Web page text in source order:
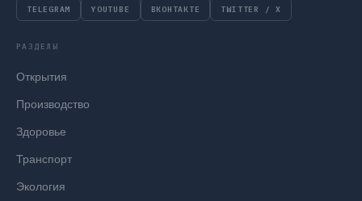
TELEGRAM YOUTUBE ВКОНТАКТЕ TWITTER / X
РАЗДЕЛЫ
Открытия
Производство
Здоровье
Транспорт
Экология